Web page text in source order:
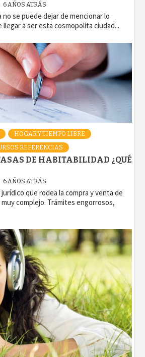
6 AÑOS ATRÁS
no se puede dejar de mencionar lo
a ser esta cosmopolita ciudad...
HOGAR Y TIEMPO LIBRE
REFERENCIAS
DE HABITABILIDAD ¿QUÉ
6 AÑOS ATRÁS
que rodea la compra y venta de
complejo. Trámites engorrosos,